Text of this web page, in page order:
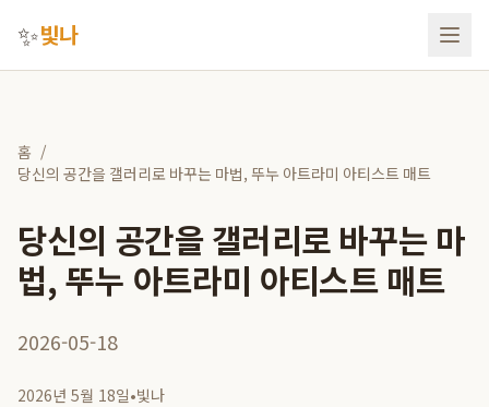
✨빛나
홈 /
당신의 공간을 갤러리로 바꾸는 마법, 뚜누 아트라미 아티스트 매트
당신의 공간을 갤러리로 바꾸는 마
법, 뚜누 아트라미 아티스트 매트
2026-05-18
2026년 5월 18일•빛나